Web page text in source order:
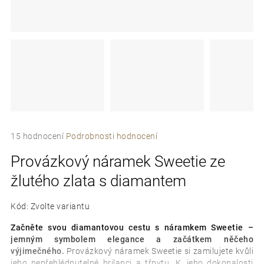
Průměrné
produktu
je
5,0
5
15 hodnocení Podrobnosti hodnocení
Provázkový náramek Sweetie ze
žlutého zlata s diamantem
Kód: Zvolte variantu
Začněte svou diamantovou cestu s náramkem Sweetie –
jemným symbolem elegance a začátkem něčeho
výjimečného. Provázkový náramek Sweetie si zamilujete kvůli
í
t
?
D
o